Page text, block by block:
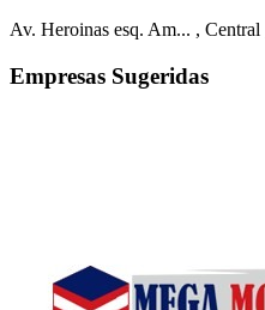
Av. Heroinas esq. Am... , Central
Empresas Sugeridas